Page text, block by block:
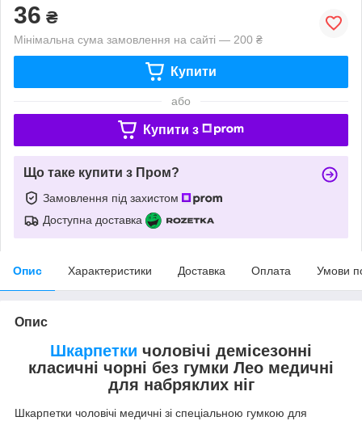
36 ₴
Мінімальна сума замовлення на сайті — 200 ₴
Купити
або
Купити з
Що таке купити з Пром?
Замовлення під захистом
Доступна доставка
Опис Характеристики Доставка Оплата Умови
Опис
Шкарпетки чоловічі демісезонні
класичні чорні без гумки Лео медичні
для набряклих ніг
Шкарпетки чоловічі медичні зі спеціальною гумкою для